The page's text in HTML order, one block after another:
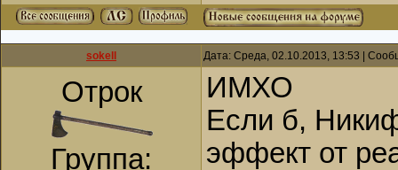
sokell Дата: Среда, 02.10.2013, 13:53 |
Отрок
Группа:
ИМХО
Если б,
эффект от